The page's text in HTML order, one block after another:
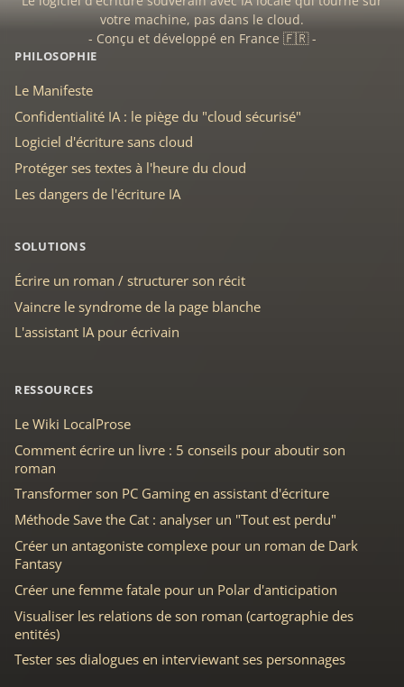
votre machine, pas dans le cloud.
- Conçu et développé en France 🇫🇷 -
PHILOSOPHIE
Le Manifeste
Confidentialité IA : le piège du "cloud sécurisé"
Logiciel d'écriture sans cloud
Protéger ses textes à l'heure du cloud
Les dangers de l'écriture IA
SOLUTIONS
Écrire un roman / structurer son récit
Vaincre le syndrome de la page blanche
L'assistant IA pour écrivain
RESSOURCES
Le Wiki LocalProse
Comment écrire un livre : 5 conseils pour aboutir son
roman
Transformer son PC Gaming en assistant d'écriture
Méthode Save the Cat : analyser un "Tout est perdu"
Créer un antagoniste complexe pour un roman de Dark
Fantasy
Créer une femme fatale pour un Polar d'anticipation
Visualiser les relations de son roman (cartographie des
entités)
Tester ses dialogues en interviewant ses personnages